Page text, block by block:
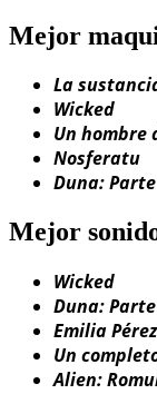
Mejor
La
Wicked
Un hombre
Nosferatu
Duna:
Mejor
Wicked
Duna:
Emilia Pérez
Un
Alien: